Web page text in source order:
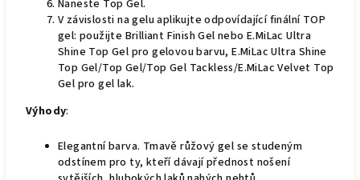
Naneste Top Gel.
V závislosti na gelu aplikujte odpovídající finální TOP
gel: použijte Brilliant Finish Gel nebo E.MiLac Ultra
Shine Top Gel pro gelovou barvu, E.MiLac Ultra Shine
Top Gel/Top Gel/Top Gel Tackless/E.MiLac Velvet Top
Gel pro gel lak.
Výhody:
Elegantní barva. Tmavě růžový gel se studeným
odstínem pro ty, kteří dávají přednost nošení